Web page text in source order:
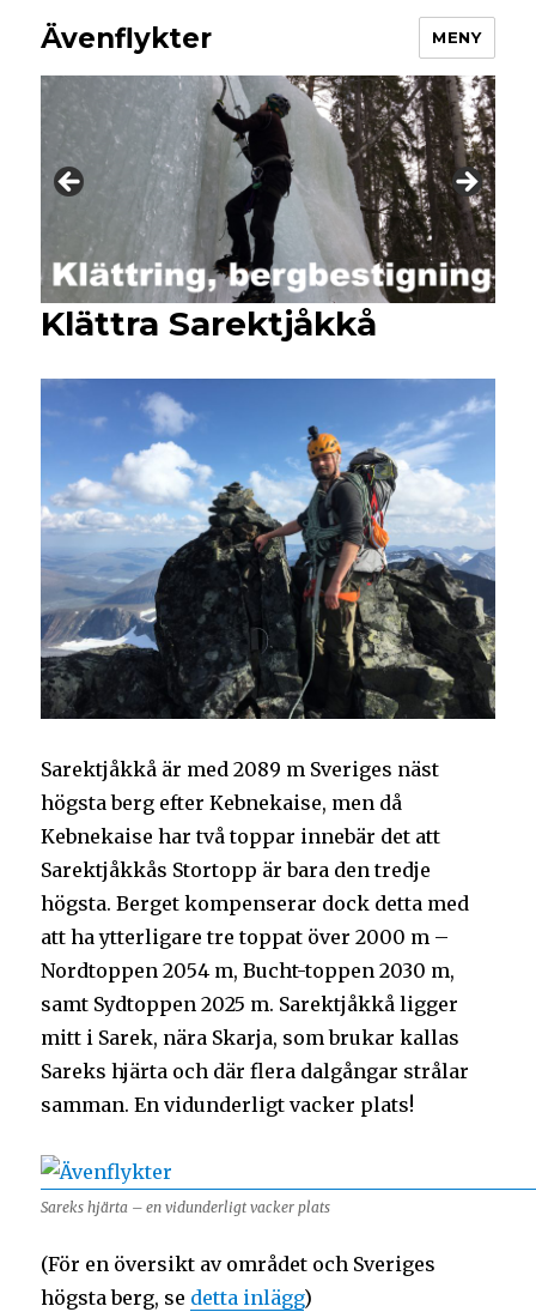
Ävenflykter MENY
Klättra Sarektjåkkå
Sarektjåkkå är med 2089 m Sveriges näst
högsta berg efter Kebnekaise, men då
Kebnekaise har två toppar innebär det att
Sarektjåkkås Stortopp är bara den tredje
högsta. Berget kompenserar dock detta med
att ha ytterligare tre toppat över 2000 m –
Nordtoppen 2054 m, Bucht-toppen 2030 m,
samt Sydtoppen 2025 m. Sarektjåkkå ligger
mitt i Sarek, nära Skarja, som brukar kallas
Sareks hjärta och där flera dalgångar strålar
samman. En vidunderligt vacker plats!
Sareks hjärta – en vidunderligt vacker plats
(För en översikt av området och Sveriges
högsta berg, se detta inlägg)